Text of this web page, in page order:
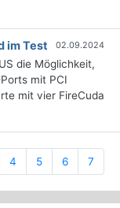
im Test 02.09.2024
die Möglichkeit,
mit PCI
mit vier FireCuda
4 5 6 7